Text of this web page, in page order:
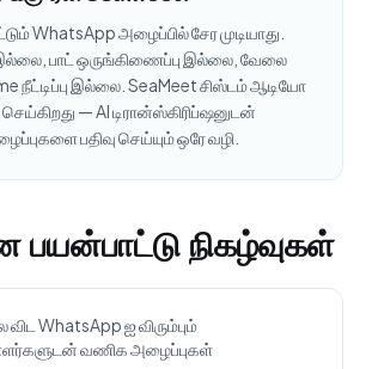
WhatsApp அழைப்பில் சேர முடியாது.
இல்லை, பாட் ஒருங்கிணைப்பு இல்லை, வேலை
நீட்டிப்பு இல்லை. SeaMeet சிஸ்டம் ஆடியோ
செய்கிறது — AI டிரான்ஸ்கிரிப்ஷனுடன்
பதிவு செய்யும் ஒரே வழி.
பயன்பாட்டு நிகழ்வுகள்
WhatsApp ஐ விரும்பும்
வணிக அழைப்புகள்